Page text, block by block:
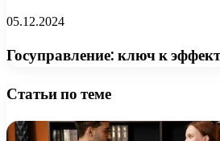
05.12.2024
Госуправление: ключ к
Статьи по теме